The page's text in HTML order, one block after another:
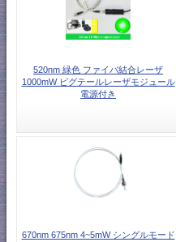
520nm 緑色 ファイバ結合レーザ
1000mW ピグテールレーザモジュール
電源付き
670nm 675nm 4~5mW シングルモード